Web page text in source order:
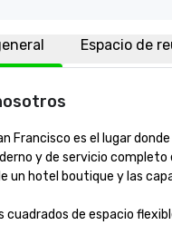
Espacio de
Francisco es el lugar
y de servicio
un hotel boutique y las
cuadrados de espacio